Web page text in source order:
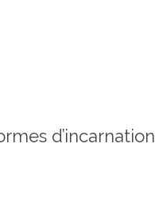
d’incarnation